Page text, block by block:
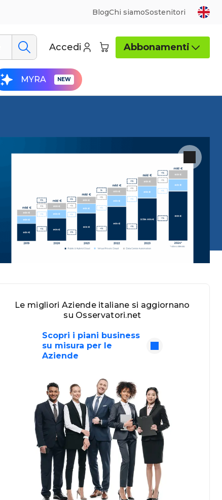
BlogChi siamoSostenitori
Accedi Abbonamenti
MYRA
Le migliori Aziende italiane si aggiornano
su Osservatori.net
Scopri i piani business
su misura per le
Aziende